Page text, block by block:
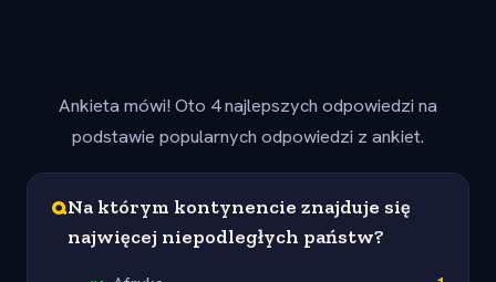
Ankieta mówi! Oto 4 najlepszych odpowiedzi na
podstawie popularnych odpowiedzi z ankiet.
QNa którym kontynencie znajduje się
najwięcej niepodległych państw?